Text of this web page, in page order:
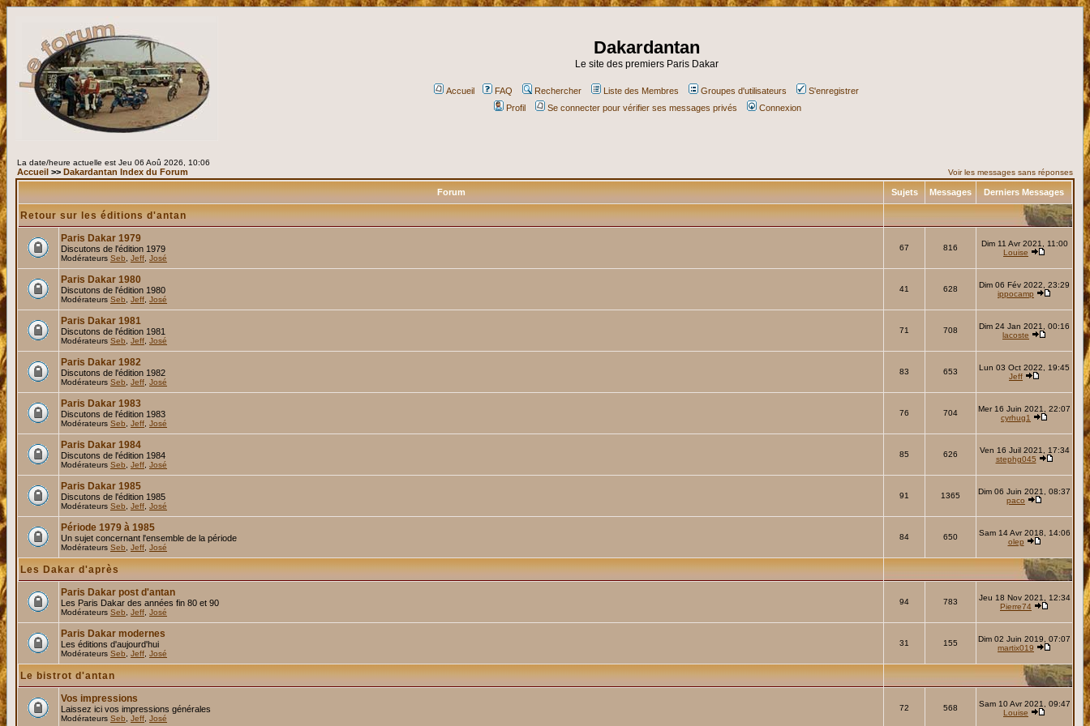
Dakardantan
Le site des premiers Paris Dakar
Accueil FAQ Rechercher Liste des Membres Groupes d'utilisateurs
S'enregistrer
Profil
Se connecter pour vérifier ses messages privés Connexion
La date/heure actuelle est Jeu 06 Aoû 2026, 10:06
Accueil >> Dakardantan Index du Forum Voir les messages sans réponses
Forum Sujets Messages Derniers Messages
Retour sur les éditions d'antan
Paris Dakar 1979
Discutons de l'édition 1979
Modérateurs Seb Jeff José
67 816
Dim 11 Avr 2021, 11:00
Louise
Paris Dakar 1980
Discutons de l'édition 1980
Modérateurs Seb Jeff José
41 628
Dim 06 Fév 2022, 23:29
ippocamp
Paris Dakar 1981
Discutons de l'édition 1981
Modérateurs Seb Jeff José
71 708
Dim 24 Jan 2021, 00:16
lacoste
Paris Dakar 1982
Discutons de l'édition 1982
Modérateurs Seb Jeff José
83 653
Lun 03 Oct 2022, 19:45
Jeff
Paris Dakar 1983
Discutons de l'édition 1983
Modérateurs Seb Jeff José
76 704
Mer 16 Juin 2021, 22:07
cyrhug1
Paris Dakar 1984
Discutons de l'édition 1984
Modérateurs Seb Jeff José
85 626
Ven 16 Juil 2021, 17:34
stephg045
Paris Dakar 1985
Discutons de l'édition 1985
Modérateurs Seb Jeff José
91 1365
Dim 06 Juin 2021, 08:37
paco
Période 1979 à 1985
Un sujet concernant l'ensemble de la période
Modérateurs Seb Jeff José
84 650
Sam 14 Avr 2018, 14:06
olep
Les Dakar d'après
Paris Dakar post d'antan
Les Paris Dakar des années fin 80 et 90
Modérateurs Seb Jeff José
94 783
Jeu 18 Nov 2021, 12:34
Pierre74
Paris Dakar modernes
Les éditions d'aujourd'hui
Modérateurs Seb Jeff José
31 155
Dim 02 Juin 2019, 07:07
martix019
Le bistrot d'antan
Vos impressions
Laissez ici vos impressions générales
Modérateurs Seb Jeff José
72 568
Sam 10 Avr 2021, 09:47
Louise